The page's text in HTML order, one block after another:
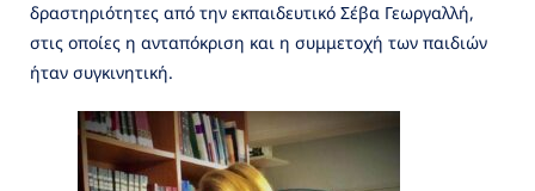
δραστηριότητες από την εκπαιδευτικό Σέβα Γεωργαλλή,
στις οποίες η ανταπόκριση και η συμμετοχή των παιδιών
ήταν συγκινητική.